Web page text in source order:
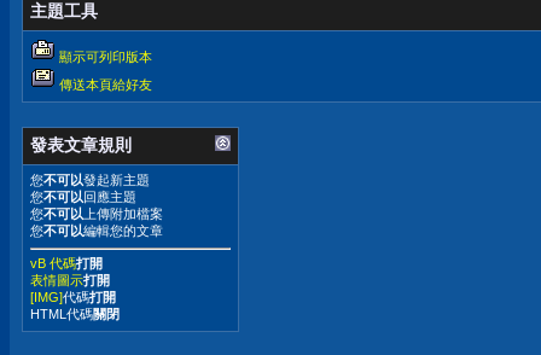
主題工具
顯示可列印版本
傳送本頁給好友
發表文章規則
您不可以發起新主題
您不可以 回應主題
您不可以 上傳附加檔案
您不可以編輯您的文章
vB 代碼打開
表情圖示打開
[IMG]代碼打開
HTML代碼關閉